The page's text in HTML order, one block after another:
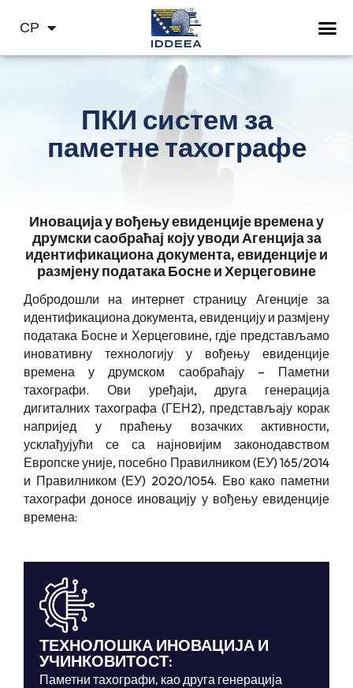
СР
HR
ПКИ систем за
паметне тахографе
Иновација у вођењу евиденције времена у
друмски саобраћај коју уводи Агенција за
идентификационадокумента, евиденције и
размјену података Босне и Херцеговине
Добродошли на интернет страницу Агенције за
идентификациона документа, евиденцију и размјену
података Босне и Херцеговине, гдје представљамо
иновативну технологију у вођењу евиденције
времена у друмском саобраћају – Паметни
тахографи. Ови уређаји, друга генерација
дигиталних тахографа (ГЕН2), представљају корак
напријед у праћењу возачких активности,
усклађујући се са најновијим законодавством
Европске уније, посебно Правилником (ЕУ) 165/2014
и Правилником (ЕУ) 2020/1054. Ево како паметни
тахографи доносе иновацију у вођењу евиденције
времена:
ТЕХНОЛОШКА ИНОВАЦИЈА И
УЧИНКОВИТОСТ:
Паметни тахографи, као друга генерација